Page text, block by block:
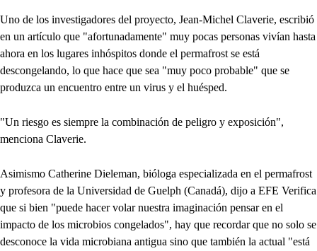
Uno de los investigadores del proyecto, Jean-Michel Claverie, escribió
en un artículo que "afortunadamente" muy pocas personas vivían hasta
ahora en los lugares inhóspitos donde el permafrost se está
descongelando, lo que hace que sea "muy poco probable" que se
produzca un encuentro entre un virus y el huésped.
"Un riesgo es siempre la combinación de peligro y exposición",
menciona Claverie.
Asimismo Catherine Dieleman, bióloga especializada en el permafrost
y profesora de la Universidad de Guelph (Canadá), dijo a EFE Verifica
que si bien "puede hacer volar nuestra imaginación pensar en el
impacto de los microbios congelados", hay que recordar que no solo se
desconoce la vida microbiana antigua sino que también la actual "está